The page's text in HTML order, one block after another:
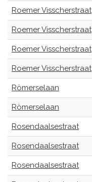
Roemer Visscherstraat
Roemer Visscherstraat
Roemer Visscherstraat
Roemer Visscherstraat
Römerselaan
Römerselaan
Rosendaalsestraat
Rosendaalsestraat
Rosendaalsestraat